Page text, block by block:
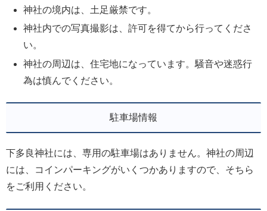
神社の境内は、土足厳禁です。
神社内での写真撮影は、許可を得てから行ってくださ
い。
神社の周辺は、住宅地になっています。騒音や迷惑行
為は慎んでください。
駐車場情報
下多良神社には、専用の駐車場はありません。神社の周辺
には、コインパーキングがいくつかありますので、そちら
をご利用ください。